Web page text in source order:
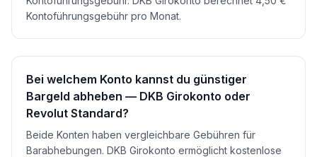
Kontoführungsgebühr pro Monat.
Bei welchem Konto kannst du günstiger
Bargeld abheben — DKB Girokonto oder
Revolut Standard?
Beide Konten haben vergleichbare Gebühren für
Barabhebungen. DKB Girokonto ermöglicht kostenlose